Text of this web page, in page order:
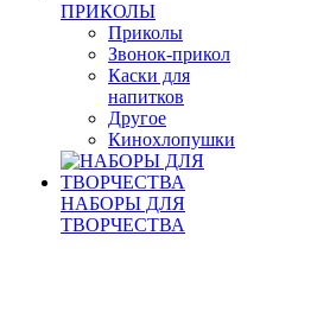
ПРИКОЛЫ
Приколы
Звонок-прикол
Каски для
напитков
Другое
Кинохлопушки
НАБОРЫ ДЛЯ
ТВОРЧЕСТВА